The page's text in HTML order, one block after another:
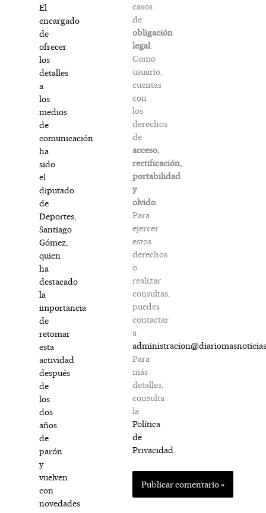
El
encargado
de
ofrecer
los
detalles
a
los
medios
de
comunicación
ha
sido
el
diputado
de
Deportes,
Santiago
Gómez,
quien
ha
destacado
la
importancia
de
retomar
esta
actividad
después
de
los
dos
años
de
parón
y
vuelven
con
novedades
casos
de
obligación
legal
Como
usuario,
cuentas
con
los
derechos
de
acceso,
rectificación,
portabilidad
y
olvido
Para
ejercer
estos
derechos
o
realizar
consultas,
puedes
contactar
a
Para
más
detalles,
consulta
la
Política
de
Privacidad